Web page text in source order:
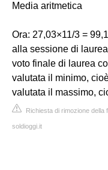
Media aritmetica
Ora: 27,03×11/3 =
alla sessione di
voto finale di laurea
valutata il minimo,
valutata il massimo,
Richiesta di rimozione della
soldioggi.it